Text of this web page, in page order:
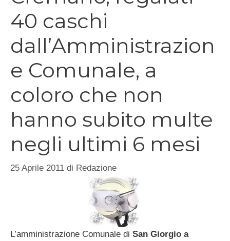
40 caschi
dall’Amministrazion
e Comunale, a
coloro che non
hanno subito multe
negli ultimi 6 mesi
25 Aprile 2011 di Redazione
L’amministrazione Comunale di San Giorgio a